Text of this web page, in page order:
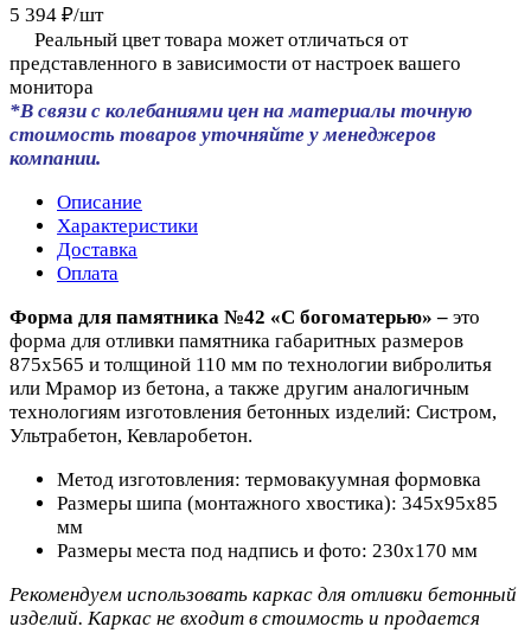
5 394 ₽/шт
Реальный цвет товара может отличаться от
представленного в зависимости от настроек вашего
монитора
*В связи с колебаниями цен на материалы точную
стоимость товаров уточняйте у менеджеров
компании.
Описание
Характеристики
Доставка
Оплата
Форма для памятника №42 «С богоматерью» – это
форма для отливки памятника габаритных размеров
875х565 и толщиной 110 мм по технологии вибролитья
или Мрамор из бетона, а также другим аналогичным
технологиям изготовления бетонных изделий: Систром,
Ультрабетон, Кевларобетон.
Метод изготовления: термовакуумная формовка
Размеры шипа (монтажного хвостика): 345х95х85
мм
Размеры места под надпись и фото: 230х170 мм
Рекомендуем использовать каркас для отливки бетонный
изделий. Каркас не входит в стоимость и продается